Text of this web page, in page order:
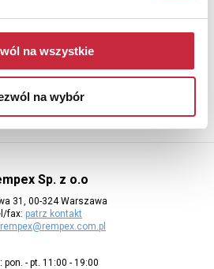
na wszystkie
na wybór
o nowych aukcjach, prosimy podać
adres e-mail
Sp. z o.o
31, 00-324 Warszawa
fax: patrz kontakt
rempex@rempex.com.pl
pon. - pt. 11:00 - 19:00